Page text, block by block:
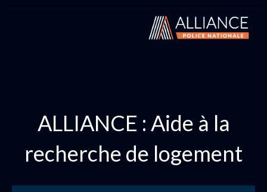
ALLIANCE : Aide à la
recherche de logement